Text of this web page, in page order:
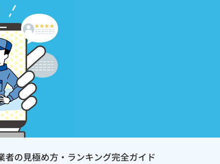
の見極め方・ランキング完全ガイド